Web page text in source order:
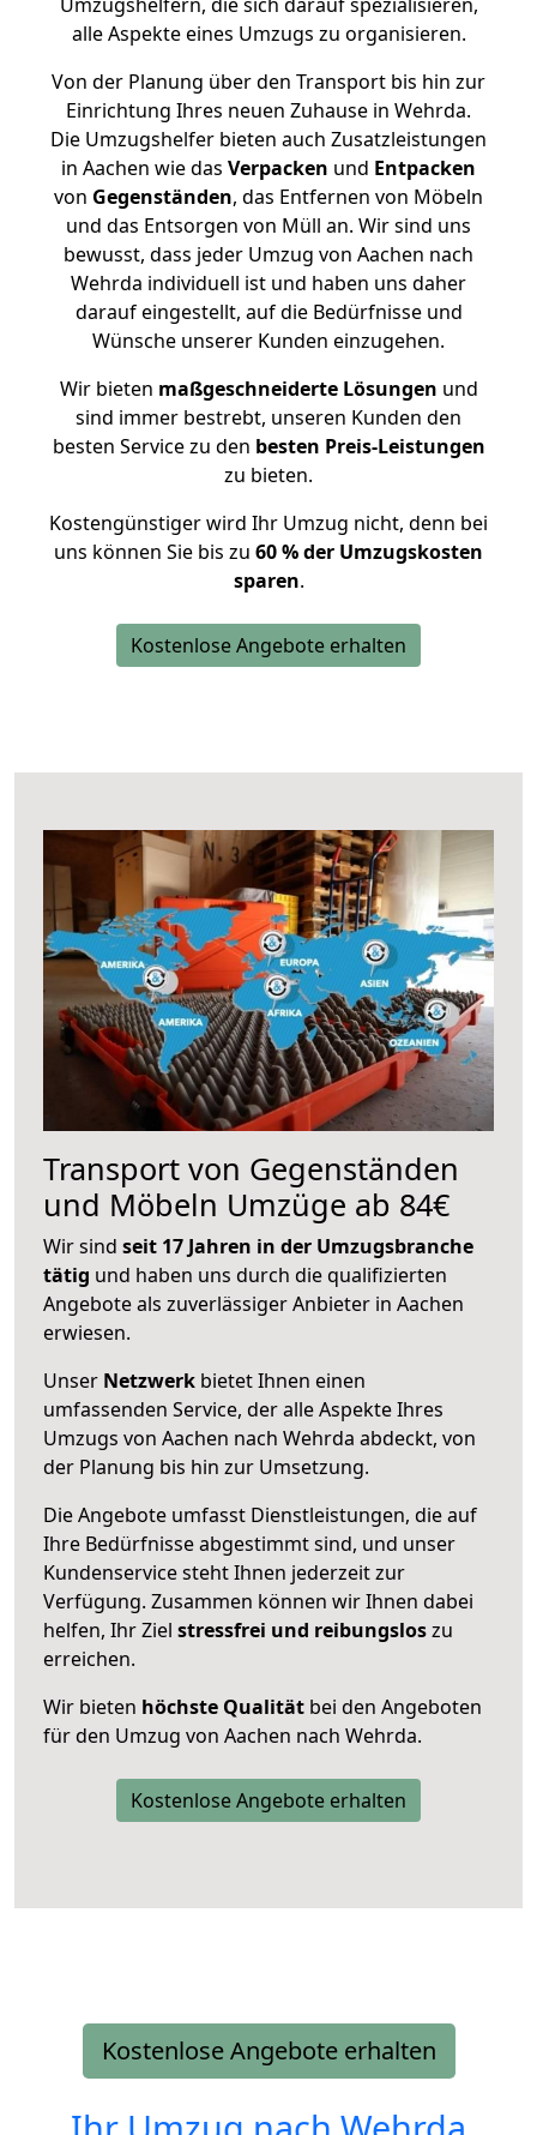
alle Aspekte eines Umzugs zu organisieren.
Von der Planung über den Transport bis hin zur
Einrichtung Ihres neuen Zuhause in Wehrda.
Die Umzugshelfer bieten auch Zusatzleistungen
in Aachen wie das Verpacken und Entpacken
von Gegenständen, das Entfernen von Möbeln
und das Entsorgen von Müll an. Wir sind uns
bewusst, dass jeder Umzug von Aachen nach
Wehrda individuell ist und haben uns daher
darauf eingestellt, auf die Bedürfnisse und
Wünsche unserer Kunden einzugehen.
Wir bieten maßgeschneiderte Lösungen und
sind immer bestrebt, unseren Kunden den
besten Service zu den besten Preis-Leistungen
zu bieten.
Kostengünstiger wird Ihr Umzug nicht, denn bei
uns können Sie bis zu 60 % der Umzugskosten
sparen.
Kostenlose Angebote erhalten
Transport von Gegenständen
und Möbeln Umzüge ab 84€
Wir sind seit 17 Jahren in der Umzugsbranche
tätig und haben uns durch die qualifizierten
Angebote als zuverlässiger Anbieter in Aachen
erwiesen.
Unser Netzwerk bietet Ihnen einen
umfassenden Service, der alle Aspekte Ihres
Umzugs von Aachen nach Wehrda abdeckt, von
der Planung bis hin zur Umsetzung.
Die Angebote umfasst Dienstleistungen, die auf
Ihre Bedürfnisse abgestimmt sind, und unser
Kundenservice steht Ihnen jederzeit zur
Verfügung. Zusammen können wir Ihnen dabei
helfen, Ihr Ziel stressfrei und reibungsloszu
erreichen.
Wir bieten höchste Qualität bei den Angeboten
für den Umzug von Aachen nach Wehrda.
Kostenlose Angebote erhalten
Kostenlose Angebote erhalten